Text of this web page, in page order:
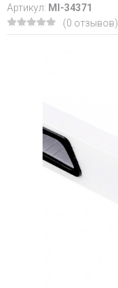
Артикул: MI-34371
(0 отзывов)